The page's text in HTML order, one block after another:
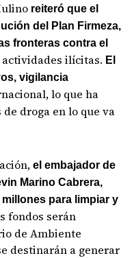
reiteró que el
del Plan Firmeza,
fronteras contra el
ilícitas. El
vigilancia
lo que ha
droga en lo que va
el embajador de
Marino Cabrera,
millones para limpiar y
fondos serán
de Ambiente
destinarán a generar